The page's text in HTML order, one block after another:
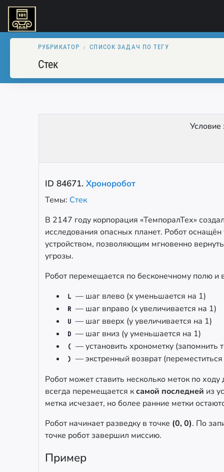
РУБРИКАТОР СПИСОК ЗАДАЧ ПО ТЕГУ
Стек
Условие
ID 84671. Хроноробот
Темы: Стек
В 2147 году корпорация «ТемпоралТех»
исследования опасных планет. Робот
устройством, позволяющим мгновенно
угрозы.
Робот перемещается по бесконечному полю и
L — шаг влево (x уменьшается на 1)
R — шаг вправо (x увеличивается на 1)
U — шаг вверх (y увеличивается на 1)
D — шаг вниз (y уменьшается на 1)
( — установить хронометку
)
— экстренный возврат
Робот может ставить несколько меток по
всегда перемещается ксамой последней из
метка исчезает, но более ранние метки
Робот начинает разведку в точке (0, 0). По
точке робот завершил миссию.
Пример